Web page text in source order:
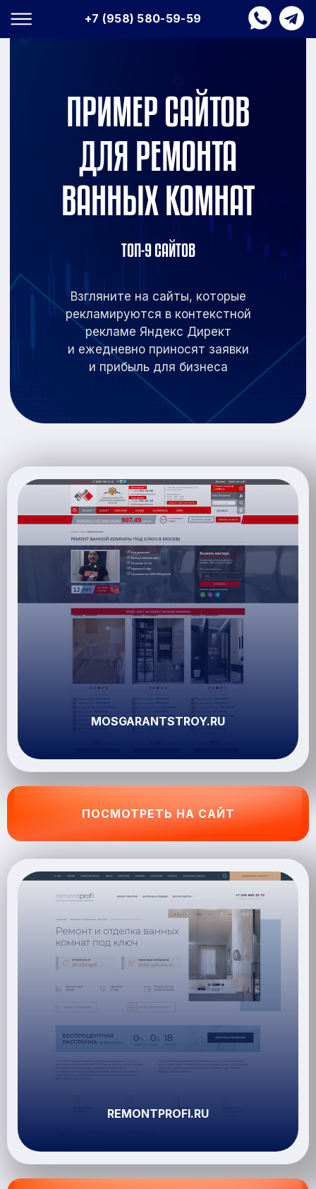
+7 (958) 580-59-59
ПРИМЕР САЙТОВ
ДЛЯ РЕМОНТА
ВАННЫХ КОМНАТ
ТОП-9 САЙТОВ
Взгляните на сайты, которые
рекламируются в контекстной
рекламе Яндекс Директ
и ежедневно приносят заявки
и прибыль для бизнеса
MOSGARANTSTROY.RU
ПОСМОТРЕТЬ НА САЙТ
REMONTPROFI.RU